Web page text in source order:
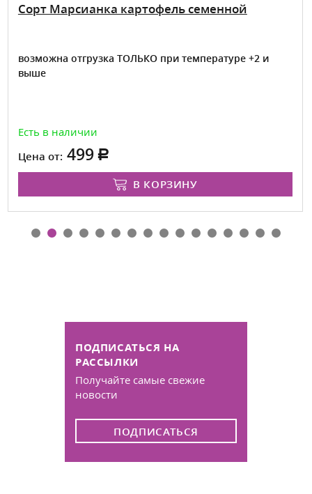
Сорт Марсианка картофель семенной
возможна отгрузка ТОЛЬКО при температуре +2 и
выше
Есть в наличии
Цена от: 499
В КОРЗИНУ
ПОДПИСАТЬСЯ НА
РАССЫЛКИ
Получайте самые свежие
новости
ПОДПИСАТЬСЯ